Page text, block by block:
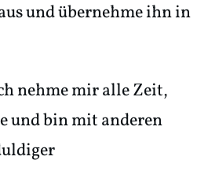
und übernehme ihn in
nehme mir alle Zeit,
und bin mit anderen